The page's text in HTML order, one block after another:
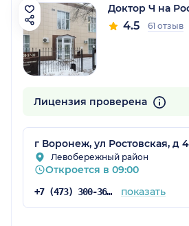
Доктор Ч на
4.5 61 отзыв
Лицензия проверена
г Воронеж, ул Ростовская, д
Левобережный район
Откроется в 09:00
+7 (473) 300-36-03 показать